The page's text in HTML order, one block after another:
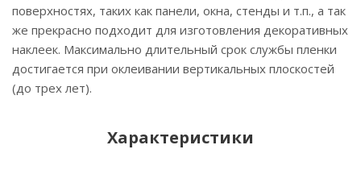
поверхностях, таких как панели, окна, стенды и т.п., а так
же прекрасно подходит для изготовления декоративных
наклеек. Максимально длительный срок службы пленки
достигается при оклеивании вертикальных плоскостей
(до трех лет).
Характеристики